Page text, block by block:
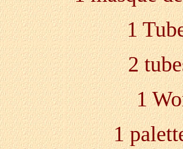
1
2
1
1